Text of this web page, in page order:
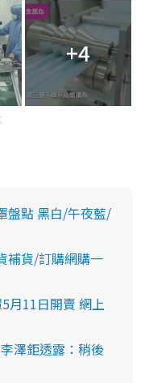
+4
盤點 黑白/午夜藍/
補貨/訂購網購一
月11日開賣 網上
澤鉅透露：稍後